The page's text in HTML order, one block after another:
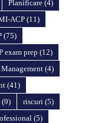
Planificare(4)
ACP(11)
(75)
exam prep (12)
(4)
(41)
(9) riscuri (5)
(5)